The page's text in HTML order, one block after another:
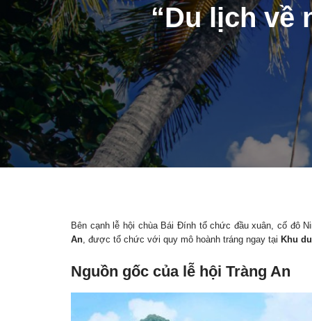
“Du lịch về
Bên cạnh lễ hội chùa Bái Đính tổ chức đầu xuân, cố đô
An, được tổ chức với quy mô hoành tráng ngay tại Khu
Nguồn gốc của lễ hội Tràng An